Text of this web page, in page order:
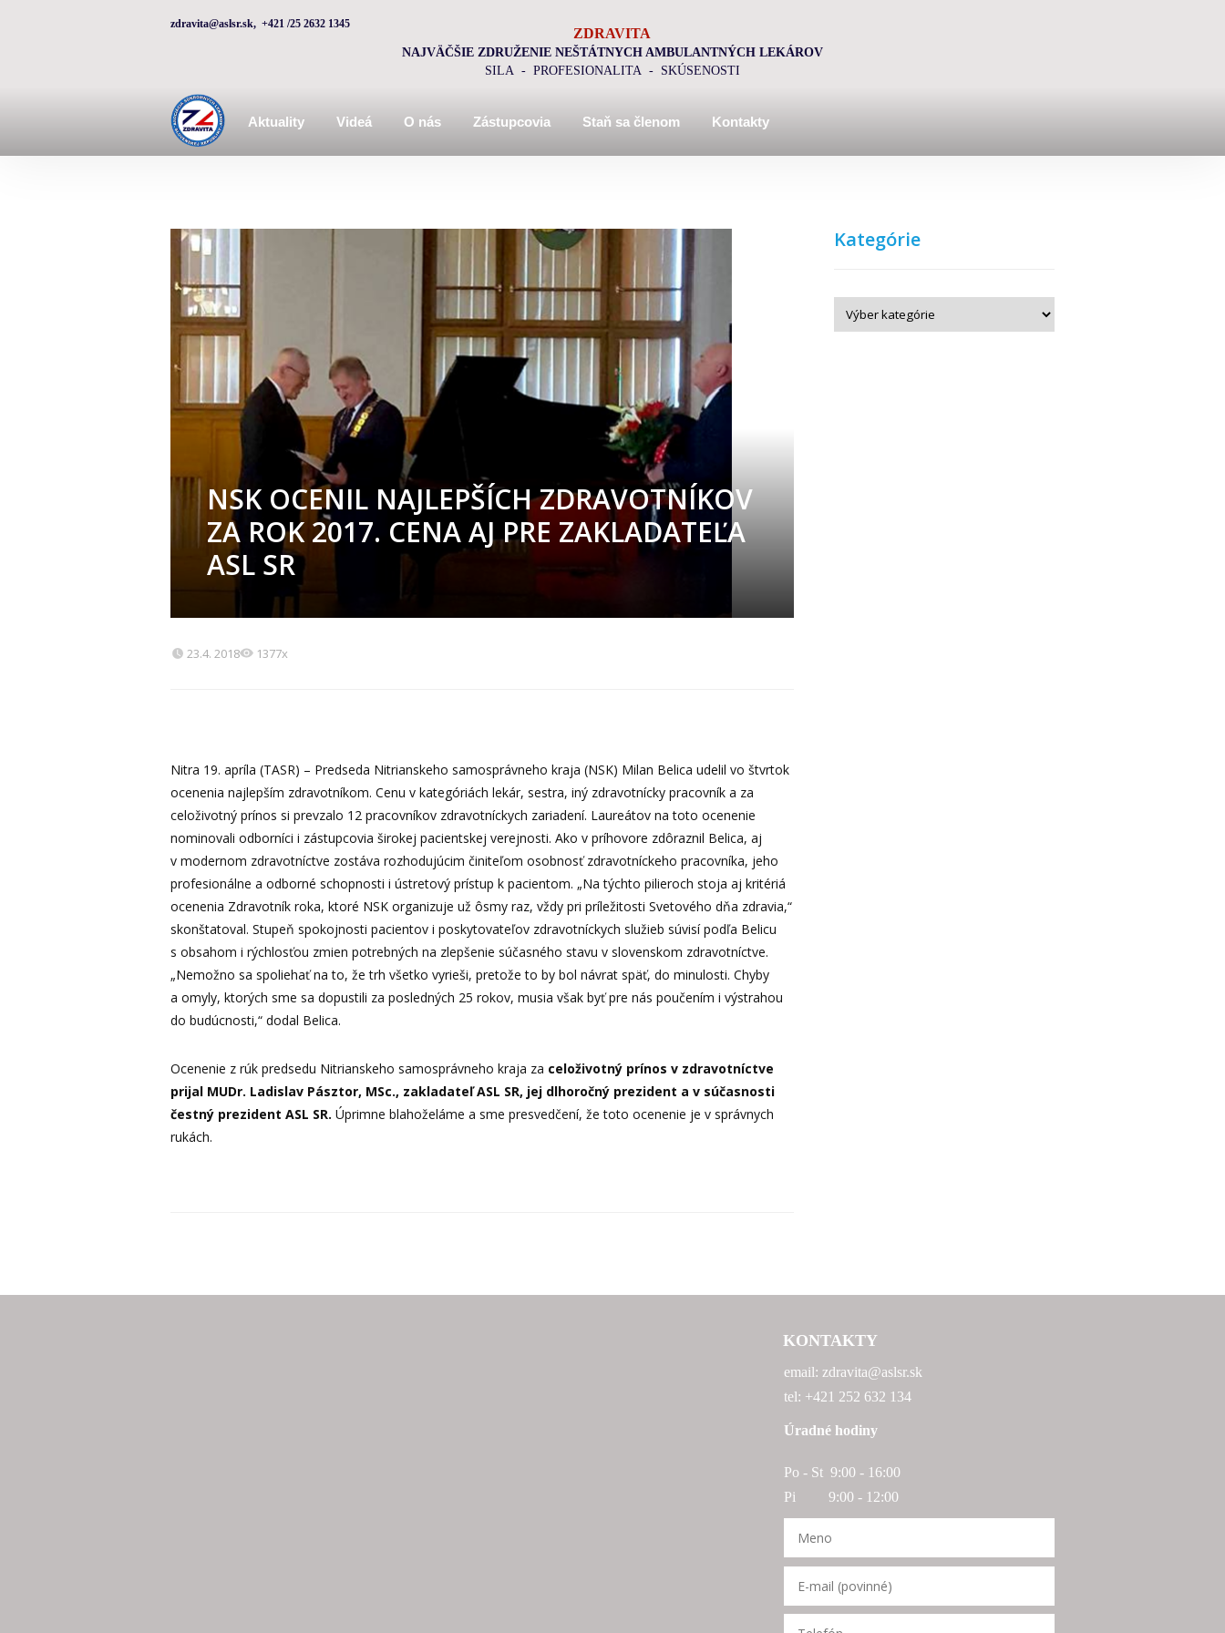
zdravita@aslsr.sk, +421 /25 2632 1345
ZDRAVITA
NAJVÄČŠIE ZDRUŽENIE NEŠTÁTNYCH AMBULANTNÝCH LEKÁROV
SILA - PROFESIONALITA - SKÚSENOSTI
Aktuality Videá O nás Zástupcovia Staň sa členom Kontakty
NSK OCENIL NAJLEPŠÍCH ZDRAVOTNÍKOV
ZA ROK 2017. CENA AJ PRE ZAKLADATEĽA
ASL SR
23.4. 2018 1377x
Nitra 19. apríla (TASR) – Predseda Nitrianskeho samosprávneho kraja (NSK) Milan Belica udelil vo štvrtok
ocenenia najlepším zdravotníkom. Cenu v kategóriách lekár, sestra, iný zdravotnícky pracovník a za
celoživotný prínos si prevzalo 12 pracovníkov zdravotníckych zariadení. Laureátov na toto ocenenie
nominovali odborníci i zástupcovia širokej pacientskej verejnosti. Ako v príhovore zdôraznil Belica, aj
v modernom zdravotníctve zostáva rozhodujúcim činiteľom osobnosť zdravotníckeho pracovníka, jeho
profesionálne a odborné schopnosti i ústretový prístup k pacientom. „Na týchto pilieroch stoja aj kritériá
ocenenia Zdravotník roka, ktoré NSK organizuje už ôsmy raz, vždy pri príležitosti Svetového dňa zdravia,“
skonštatoval. Stupeň spokojnosti pacientov i poskytovateľov zdravotníckych služieb súvisí podľa Belicu
s obsahom i rýchlosťou zmien potrebných na zlepšenie súčasného stavu v slovenskom zdravotníctve.
„Nemožno sa spoliehať na to, že trh všetko vyrieši, pretože to by bol návrat späť, do minulosti. Chyby
a omyly, ktorých sme sa dopustili za posledných 25 rokov, musia však byť pre nás poučením i výstrahou
do budúcnosti,“ dodal Belica.
Ocenenie z rúk predsedu Nitrianskeho samosprávneho kraja za celoživotný prínos v zdravotníctve
prijal MUDr. Ladislav Pásztor, MSc., zakladateľ ASL SR, jej dlhoročný prezident a v súčasnosti
čestný prezident ASL SR. Úprimne blahoželáme a sme presvedčení, že toto ocenenie je v správnych
rukách.
Kategórie
KONTAKTY
email: zdravita@aslsr.sk
tel: +421 252 632 134
Úradné hodiny
Po - St 9:00 - 16:00
Pi 9:00 - 12:00